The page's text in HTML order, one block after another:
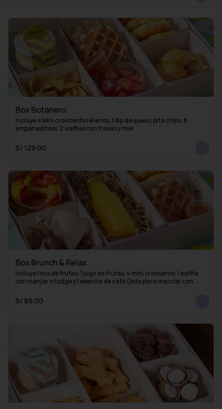
Box Botanero
Incluye 4 Mini croissants rellenos, 1 dip de queso, pita chips, 8
empanaditasy  2 waffles con fresas y miel
S/ 129.00
Box Brunch & Relax
Incluye 1 mix de frutas, 1 jugo de frutas, 4 mini croissants, 1 waffle
con manjar o fudge y 1 esencia de café (lista para mezclar con
S/ 89.00